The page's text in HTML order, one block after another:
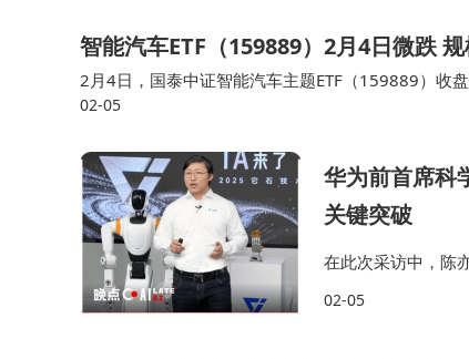
智能汽车ETF（159889）2月4日微跌
2月4日，国泰中证智能汽车主题ETF（159889）收
9889）份额为3940.08万份，规模为4341.18万元。
02-05
华为前首席科
关键突破
在此次采访中，陈
驶技术突破，比特
02-05